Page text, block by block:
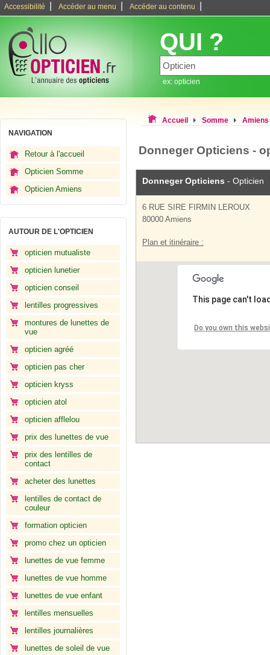
Accessibilité Accéder au menu Accéder au contenu
QUI ?
ex: opticien
NAVIGATION
Retour à l'accueil
Opticien Somme
Opticien Amiens
AUTOUR DE L'OPTICIEN
opticien mutualiste
opticien lunetier
opticien conseil
lentilles progressives
montures de lunettes de
vue
opticien agréé
opticien pas cher
opticien kryss
opticien atol
opticien afflelou
prix des lunettes de vue
prix des lentilles de
contact
acheter des lunettes
lentilles de contact de
couleur
formation opticien
promo chez un opticien
lunettes de vue femme
lunettes de vue homme
lunettes de vue enfant
lentilles mensuelles
lentilles journalières
lunettes de soleil de vue
Accueil Somme Amiens
Donneger Opticiens -
Donneger Opticiens - Opticien
6 RUE SIRE FIRMIN LEROUX
80000 Amiens
Plan et itinéraire :
This page can't
Do you own this